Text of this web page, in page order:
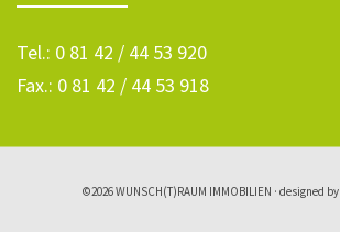
Tel.: 0 81 42 / 44 53 920
Fax.: 0 81 42 / 44 53 918
©2026 WUNSCH(T)RAUM IMMOBILIEN · designed by